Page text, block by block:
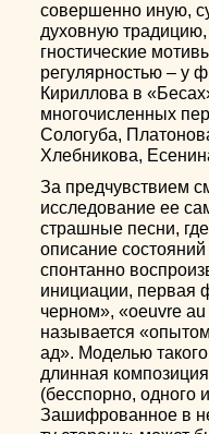
совершенно иную,
духовную
гностические
регулярностью – у
Кириллова в
многочисленных
Сологуба,
Хлебникова,
За предчувствием
исследование ее
страшные песни,
описание
спонтанно
инициации, первая
черном», «оeuvre
называется
ад». Моделью
длинная
(бесспорно, одного
Зашифрованное в